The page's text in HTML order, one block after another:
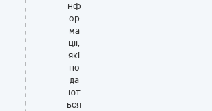
нф
ор
ма
ції,
які
по
да
ют
ься